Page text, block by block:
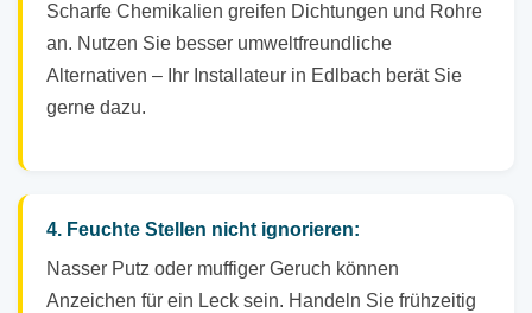
Scharfe Chemikalien greifen Dichtungen und Rohre
an. Nutzen Sie besser umweltfreundliche
Alternativen – Ihr Installateur in Edlbach berät Sie
gerne dazu.
4. Feuchte Stellen nicht ignorieren:
Nasser Putz oder muffiger Geruch können
Anzeichen für ein Leck sein. Handeln Sie frühzeitig